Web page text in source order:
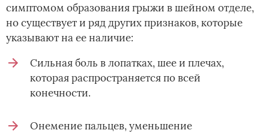
симптомом образования грыжи в шейном отделе,
но существует и ряд других признаков, которые
указывают на ее наличие:
Сильная боль в лопатках, шее и плечах,
которая распространяется по всей
конечности.
Онемение пальцев, уменьшение